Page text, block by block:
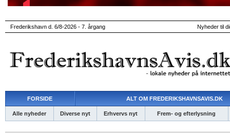
Frederikshavn d. 6/8-2026 - 7. årgang Nyheder til
FORSIDE ALT OM FREDERIKSHAVNSAVIS.DK
Alle nyheder Diverse nyt Erhvervs nyt Frem- og efterlysning